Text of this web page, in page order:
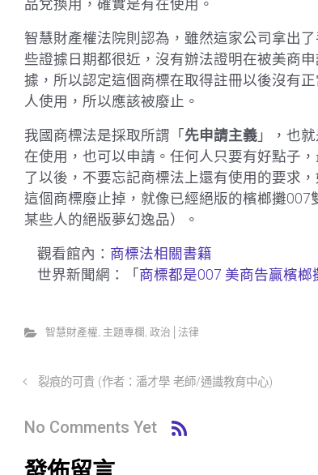
品兌換用，確實是有在使用。
智慧財產權法院則認為，雖然這家公司拿出
些證據日期都很近，沒有辦法證明在被美商
據，所以認定這個商標在取得註冊以後沒有
人使用，所以應該被廢止。
我國商標法是採取所謂「 先申請主義 」，也
在使用，也可以申請。任何人只要有好點子
了以後，不要忘記商標法上還有使用的要求
這個商標廢止掉，就像已經絕版的檳榔攤
某些人的絕版夢幻逸品）。
觀看館內： 商標法相關書籍
世界新聞網：「 商標都是007 美商告贏檳榔
智慧財產權, 主題專欄 , 政治│法律
裂痕的可貴 (作者：潘才學 老師/通識教育中心)
No Comments Yet